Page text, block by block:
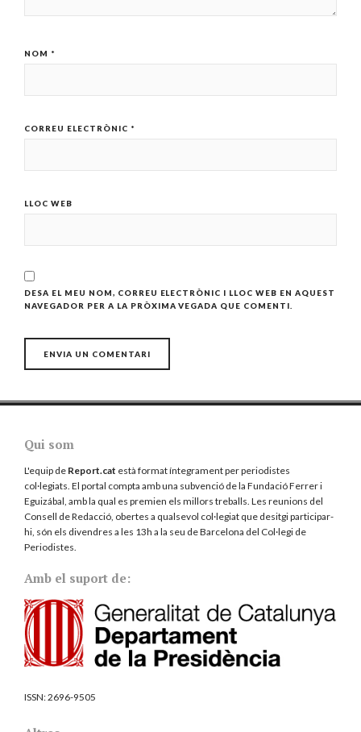
NOM *
CORREU ELECTRÒNIC *
LLOC WEB
DESA EL MEU NOM, CORREU ELECTRÒNIC I LLOC WEB EN AQUEST
NAVEGADOR PER A LA PRÒXIMA VEGADA QUE COMENTI.
Qui som
L'equip de Report.cat està format íntegrament per periodistes
col·legiats. El portal compta amb una subvenció de la Fundació Ferrer i
Eguizábal, amb la qual es premien els millors treballs. Les reunions del
Consell de Redacció, obertes a qualsevol col·legiat que desitgi participar-
hi, són els divendres a les 13h a la seu de Barcelona del Col·legi de
Periodistes
Amb el suport de:
ISSN:2696-9505